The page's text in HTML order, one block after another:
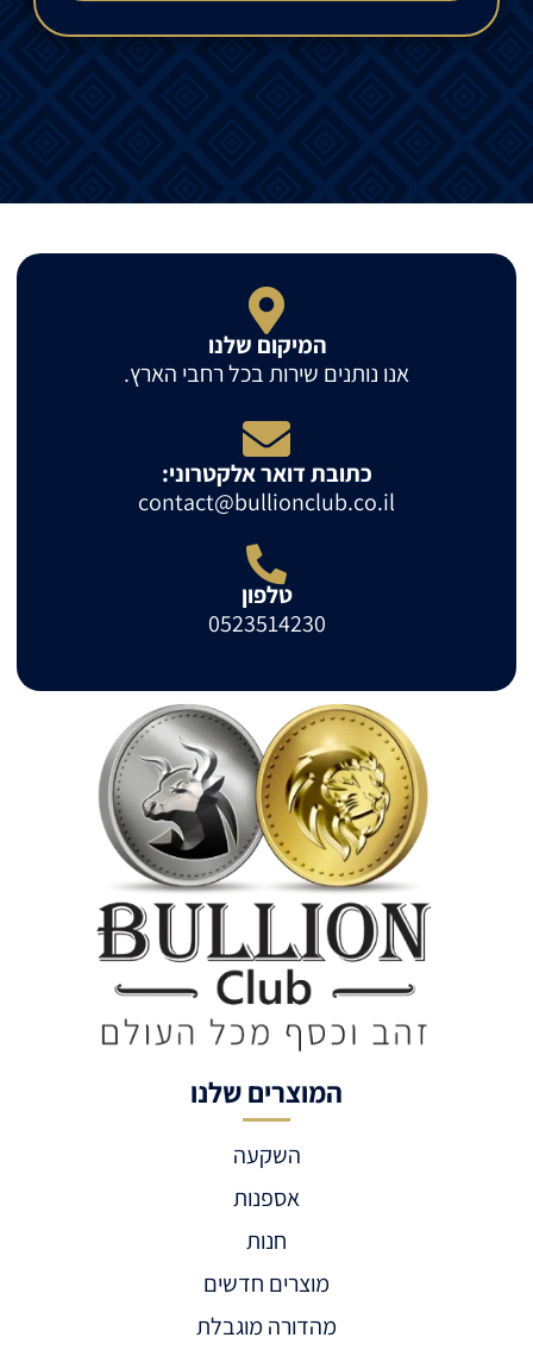
המיקום שלנו
אנו נותנים שירות בכל רחבי הארץ.
כתובת דואר אלקטרוני:
contact@bullionclub.co.il
טלפון
0523514230
המוצרים שלנו
השקעה
אספנות
חנות
מוצרים חדשים
מהדורה מוגבלת